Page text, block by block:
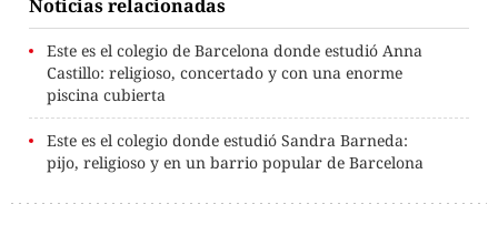
Noticias relacionadas
Este es el colegio de Barcelona donde estudió Anna
Castillo: religioso, concertado y con una enorme
piscina cubierta
Este es el colegio donde estudió Sandra Barneda:
pijo, religioso y en un barrio popular de Barcelona